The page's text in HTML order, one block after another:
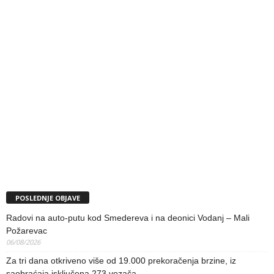
POSLEDNJE OBJAVE
Radovi na auto-putu kod Smedereva i na deonici Vodanj – Mali
Požarevac
06/08/2026
Za tri dana otkriveno više od 19.000 prekoračenja brzine, iz